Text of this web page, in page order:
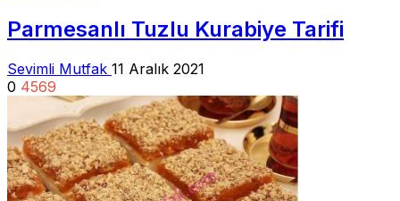
Parmesanlı Tuzlu Kurabiye Tarifi
Sevimli Mutfak 11 Aralık 2021
0 4569